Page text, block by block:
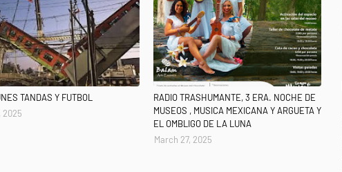
TANDAS Y FUTBOL
2025
RADIO TRASHUMANTE, 3 ERA. NOCHE DE
MUSEOS , MUSICA MEXICANA Y ARGUETA Y
EL OMBLIGO DE LA LUNA
March 27, 2025